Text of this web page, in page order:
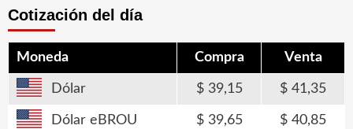
Cotización del día
Moneda Compra Venta
Dólar 39,15 41,35
Dólar eBROU 39,65 40,85